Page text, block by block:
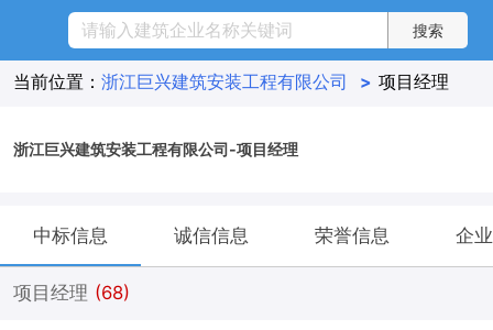
当前位置： 浙江巨兴建筑安装工程有限公司 > 项目经理
浙江巨兴建筑安装工程有限公司-项目经理
中标信息 诚信信息 荣誉信息 企
项目经理 (68)